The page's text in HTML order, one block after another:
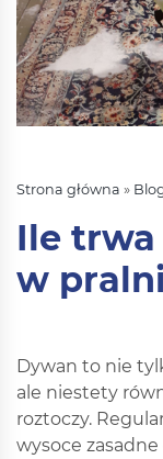
Strona główna »
Ile
w
Dywan to nie
ale niestety
roztoczy.
wysoce